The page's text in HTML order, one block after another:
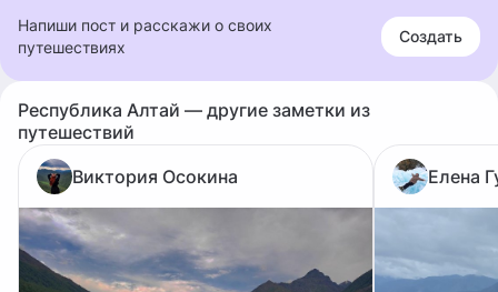
Напиши пост и расскажи о своих
путешествиях
Создать
Республика Алтай — другие заметки из
путешествий
Виктория Осокина
Елена